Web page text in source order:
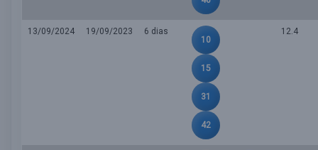
13/09/2024 19/09/2023
6 dias
10
15
31
42
12.4